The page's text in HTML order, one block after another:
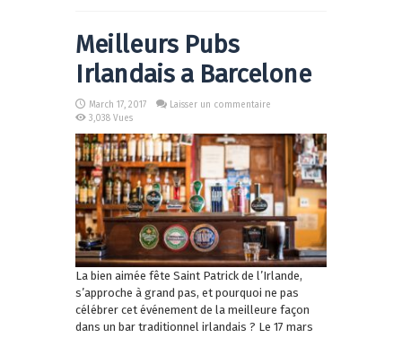
Meilleurs Pubs
Irlandais a Barcelone
March 17, 2017
Laisser un commentaire
3,038 Vues
La bien aimée fête Saint Patrick de l’Irlande,
s’approche à grand pas, et pourquoi ne pas
célébrer cet événement de la meilleure façon
dans un bar traditionnel irlandais ? Le 17 mars